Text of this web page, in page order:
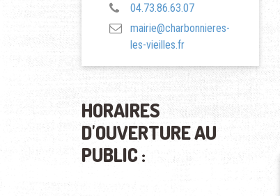
04.73.86.63.07
mairie@charbonnieres-
les-vieilles.fr
HORAIRES
D'OUVERTURE AU
PUBLIC :